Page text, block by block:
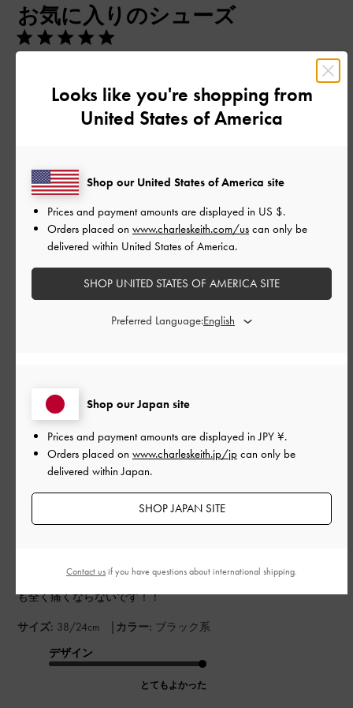
お気に入りのシューズ
先端が細いですが、お出かけも痛くならずに歩きやすいのでお
気に入りです♡
デザイン
品質
とてもよくなかった
ご利用者様
全然靴擦れしない！
扁平足で靴難民でしたが、この靴は旅行など長時間履いていて
も全く痛くならないです！！
サイズ: 38/24cm | カラー: ブラック系
デザイン
とてもよかった
2025-06-21
Looks like you're shopping from
United States of America
Shop our Japan site
Prices and payment amounts are displayed inJPY ¥.
Orders placed on www.charleskeith.jp/jp can only be
delivered within Japan.
SHOP JAPAN SITE
Shop our United States of America site
Prices and payment amounts are displayed in US $.
Orders placed on www.charleskeith.com/us can only be
delivered within United States of America.
SHOP UNITED STATES OF AMERICA SITE
Preferred Language:
Contact usif you have questions about international shipping.